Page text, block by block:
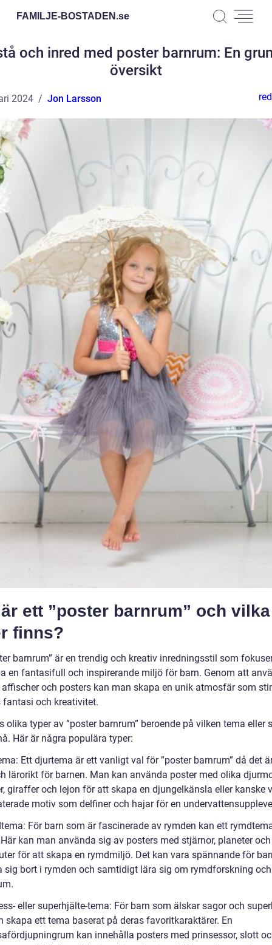
FAMILJE-BOSTADEN.se
och inred med poster barnrum: En
översikt
2024 Jon Larsson
ett ”poster barnrum” och vilka
finns?
barnrum” är en trendig och kreativ inredningsstil som
en fantasifull och inspirerande miljö för barn. Genom att
och posters kan man skapa en unik atmosfär som
fantasi och kreativitet.
olika typer av ”poster barnrum” beroende på vilken tema eller
Här är några populära typer:
Ett djurtema är ett vanligt val för ”poster barnrum” då det
lärorikt för barnen. Man kan använda poster med olika
giraffer och lejon för att skapa en djungelkänsla eller kanske
motiv som delfiner och hajar för en
För barn som är fascinerade av rymden kan ett
kan man använda sig av posters med stjärnor, planeter och
för att skapa en rymdmiljö. Det kan vara spännande för
sig bort i rymden och samtidigt lära sig om rymdforskning och
eller superhjälte-tema: För barn som älskar sagor och
skapa ett tema baserat på deras favoritkaraktärer. En
kan innehålla posters med prinsessor, slott